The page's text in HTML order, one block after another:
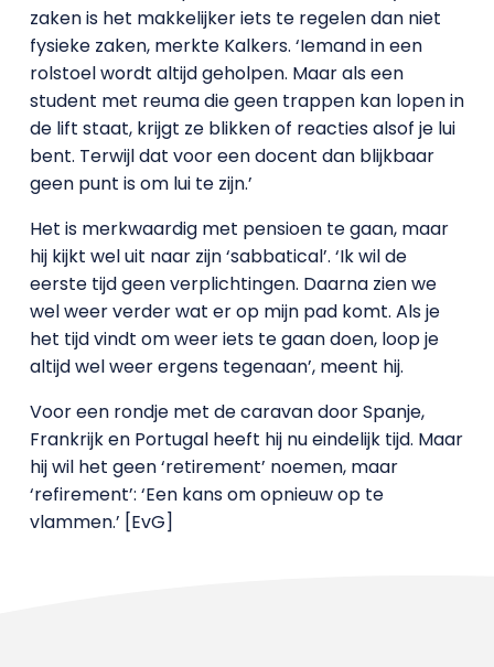
zaken is het makkelijker iets te regelen dan niet
fysieke zaken, merkte Kalkers. ‘Iemand in een
rolstoel wordt altijd geholpen. Maar als een
student met reuma die geen trappen kan lopen in
de lift staat, krijgt ze blikken of reacties alsof je lui
bent. Terwijl dat voor een docent dan blijkbaar
geen punt is om lui te zijn.’
Het is merkwaardig met pensioen te gaan, maar
hij kijkt wel uit naar zijn ‘sabbatical’. ‘Ik wil de
eerste tijd geen verplichtingen. Daarna zien we
wel weer verder wat er op mijn pad komt. Als je
het tijd vindt om weer iets te gaan doen, loop je
altijd wel weer ergens tegenaan’, meent hij.
Voor een rondje met de caravan door Spanje,
Frankrijk en Portugal heeft hij nu eindelijk tijd. Maar
hij wil het geen ‘retirement’ noemen, maar
‘refirement’: ‘Een kans om opnieuw op te
vlammen.’ [EvG]